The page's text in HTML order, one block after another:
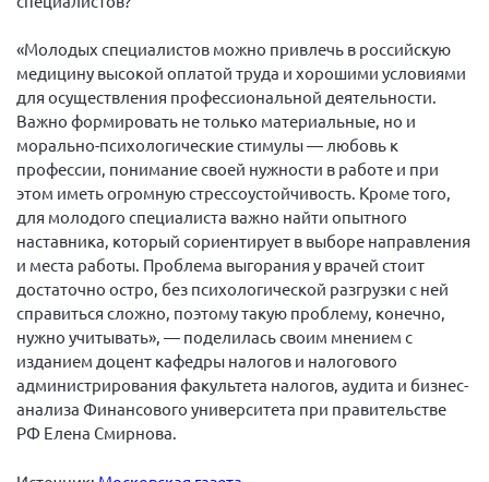
Владимирская область
Волгоградская область
Воронежская область
Ивановская область
Калининградская область
Кемеровская область
Кировская область
Краснодарский край
Красноярский край
Липецкая область
Ленинградская область
г. Москва
Московская область
«Молодых специалистов можно привлечь в российскую
медицину высокой оплатой труда и хорошими условиями
для осуществления профессиональной деятельности.
Важно формировать не только материальные, но и
морально-психологические стимулы — любовь к
профессии, понимание своей нужности в работе и при
этом иметь огромную стрессоустойчивость. Кроме того,
для молодого специалиста важно найти опытного
наставника, который сориентирует в выборе направления
и места работы. Проблема выгорания у врачей стоит
достаточно остро, без психологической разгрузки с ней
справиться сложно, поэтому такую проблему, конечно,
нужно учитывать», — поделилась своим мнением с
изданием доцент кафедры налогов и налогового
администрирования факультета налогов, аудита и бизнес-
анализа Финансового университета при правительстве
РФ Елена Смирнова.